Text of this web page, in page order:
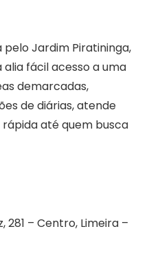
Jardim Piratininga,
fácil acesso a uma
demarcadas,
de diárias, atende
até quem busca
281 – Centro, Limeira –